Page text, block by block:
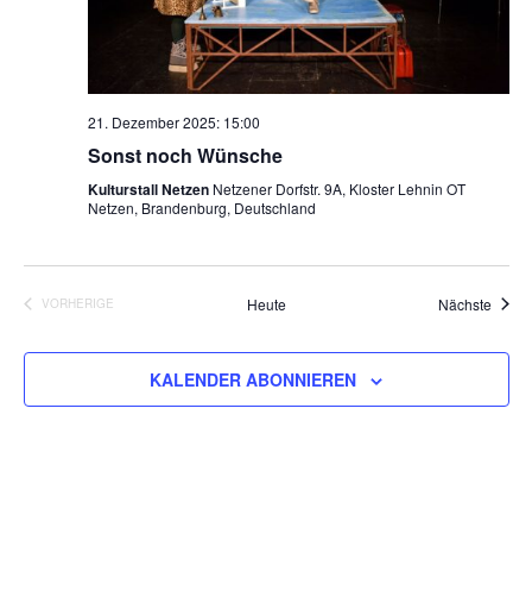
21. Dezember 2025: 15:00
Sonst noch Wünsche
Kulturstall Netzen Netzener Dorfstr. 9A, Kloster Lehnin OT
Netzen, Brandenburg, Deutschland
VORHERIGE
Heute Nächste
KALENDER ABONNIEREN